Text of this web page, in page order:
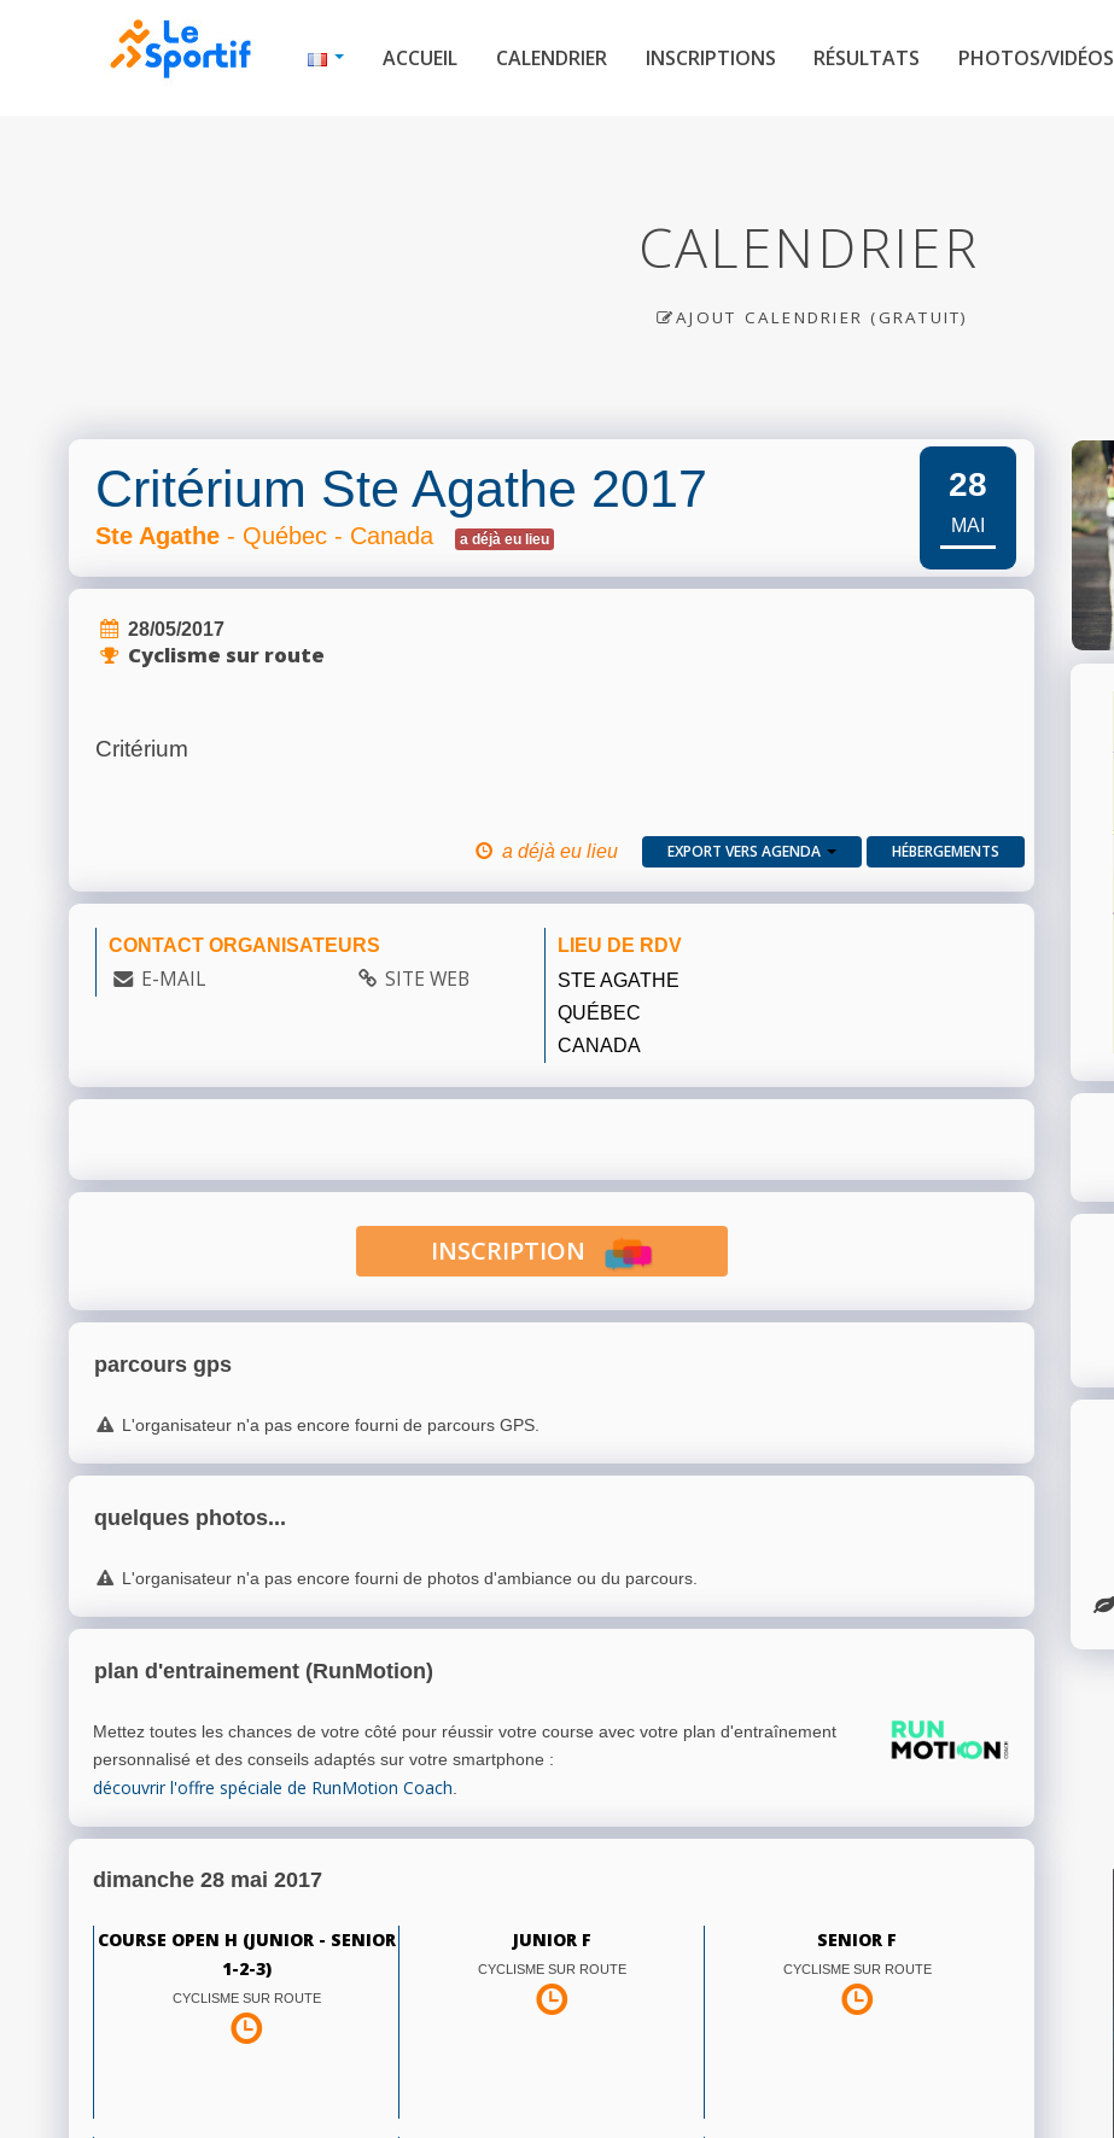
ACCUEIL CALENDRIER INSCRIPTIONS RÉSULTATS PHOTOS/VIDÉOS
CALENDRIER
AJOUT CALENDRIER (GRATUIT)
Critérium Ste Agathe 2017
Ste Agathe - Québec - Canada a déjà eu lieu
28
MAI
28/05/2017
Cyclisme sur route
Critérium
a déjà eu lieu EXPORT VERS AGENDA HÉBERGEMENTS
CONTACT ORGANISATEURS
E-MAIL SITE WEB
LIEU DE RDV
STE AGATHE
QUÉBEC
CANADA
INSCRIPTION
parcours gps
L'organisateur n'a pas encore fourni de parcours GPS.
quelques photos...
L'organisateur n'a pas encore fourni de photos d'ambiance ou du parcours.
plan d'entrainement (RunMotion)
Mettez toutes les chances de votre côté pour réussir votre course avec votre plan d'entraînement
personnalisé et des conseils adaptés sur votre smartphone :
découvrir l'offre spéciale de RunMotion Coach.
dimanche 28 mai 2017
COURSE OPEN H (JUNIOR - SENIOR
1-2-3)
CYCLISME SUR ROUTE
JUNIOR F
CYCLISME SUR ROUTE
SENIOR F
CYCLISME SUR ROUTE